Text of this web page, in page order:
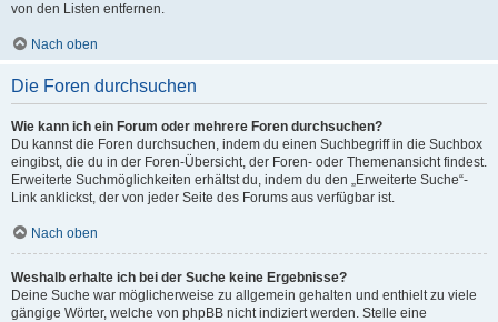
von den Listen entfernen.
Nach oben
Die Foren durchsuchen
Wie kann ich ein Forum oder mehrere Foren durchsuchen?
Du kannst die Foren durchsuchen, indem du einen Suchbegriff in die Suchbox
eingibst, die du in der Foren-Übersicht, der Foren- oder Themenansicht findest.
Erweiterte Suchmöglichkeiten erhältst du, indem du den „Erweiterte Suche“-
Link anklickst, der von jeder Seite des Forums aus verfügbar ist.
Nach oben
Weshalb erhalte ich bei der Suche keine Ergebnisse?
Deine Suche war möglicherweise zu allgemein gehalten und enthielt zu viele
gängige Wörter, welche von phpBB nicht indiziert werden. Stelle eine